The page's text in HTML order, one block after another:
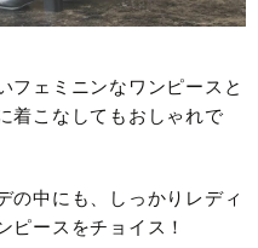
フェミニンなワンピースと
着こなしてもおしゃれで
の中にも、しっかりレディ
ピースをチョイス！